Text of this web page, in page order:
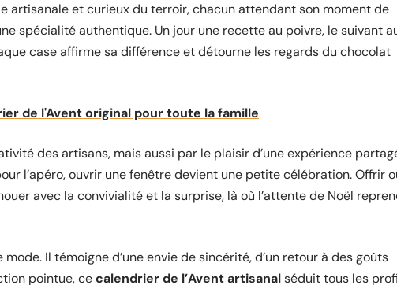
artisanale et curieux du terroir, chacun attendant son moment de
spécialité authentique. Un jour une recette au poivre, le suivant
case affirme sa différence et détourne les regards du chocolat
de l'Avent original pour toute la famille
des artisans, mais aussi par le plaisir d’une expérience
l’apéro, ouvrir une fenêtre devient une petite célébration. Offrir
avec la convivialité et la surprise, là où l’attente de Noël
mode. Il témoigne d’une envie de sincérité, d’un retour à des goûts
pointue, cecalendrier de l’Avent artisanalséduit tous les